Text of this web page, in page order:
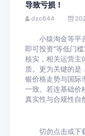
导致亏损！
dzc644
小猿淘金等平台
即可投资”等低门
核实，相关运营主
质。更为关键的是
银价格走势与国际
一致。若连基础价
真实性与合规性自
切勿点击或下载